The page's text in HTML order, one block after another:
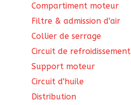
Compartiment moteur
Filtre & admission d'air
Collier de serrage
Circuit de refroidissement
Support moteur
Circuit d'huile
Distribution